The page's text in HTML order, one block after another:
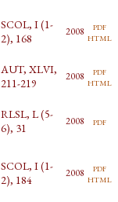
SCOL, I (1-
2), 168
2008 pdf
html
AUT, XLVI,
211-219
2008 pdf
html
RLSL, L (5-
6), 31
2008 pdf
SCOL, I (1-
2), 184
2008 pdf
html